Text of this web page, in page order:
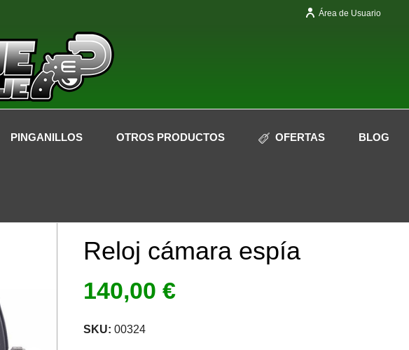
Área de Usuario
PINGANILLOS OTROS PRODUCTOS OFERTAS BLOG
Reloj cámara espía
140,00 €
SKU: 00324